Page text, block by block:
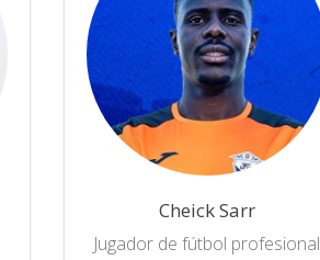
Cheick Sarr
Jugador de fútbol profesional